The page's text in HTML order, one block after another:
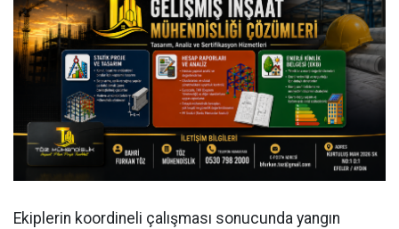
Ekiplerin koordineli çalışması sonucunda yangın